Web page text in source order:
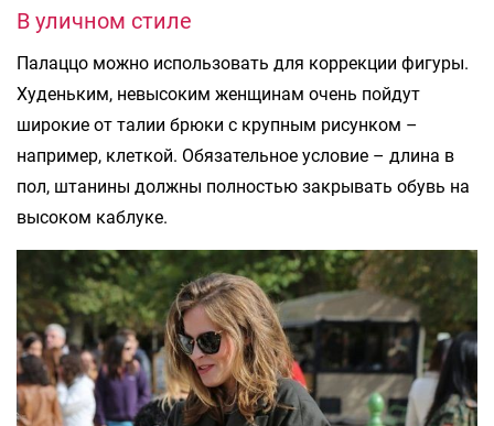
В уличном стиле
Палаццо можно использовать для коррекции фигуры.
Худеньким, невысоким женщинам очень пойдут
широкие от талии брюки с крупным рисунком –
например, клеткой. Обязательное условие – длина в
пол, штанины должны полностью закрывать обувь на
высоком каблуке.